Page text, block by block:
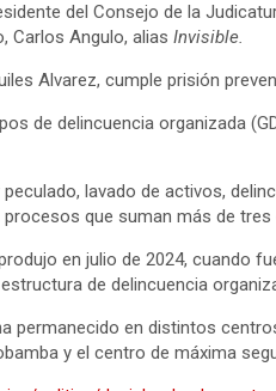
del Consejo de la
Carlos Angulo, alias Invisible.
Alvarez, cumple prisión
de delincuencia organizada
lavado de activos,
que suman más de tres
en julio de 2024, cuando
de delincuencia
permanecido en distintos
y el centro de máxima